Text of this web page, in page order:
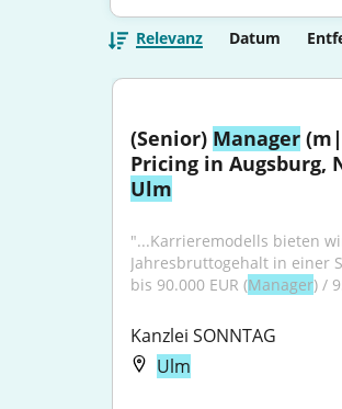
Relevanz Datum
(Senior) Manager
Ulm
"...Karrieremodells bieten
Jahresbruttogehalt in einer
bis 90.000 EUR (Manager) /
Kanzlei SONNTAG
Ulm